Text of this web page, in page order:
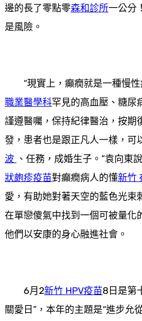
邊的長了零點零森和診所一公分
是風險。
“現實上，癲癇就是一種慢性
職業醫學科罕見的高血壓、糖尿
謹遵醫囑，保持紀律醫治，按期
發，患者也是跟正凡人一樣，可
波 、任務，成婚生子。”袁向東
狀皰疹疫苗對癲癇病人的懂新竹
愛，有助她對著天空的藍色光束
在單戀傻氣中找到一個可被量化
他們以安康的身心融進社會。
6月2新竹 HPV疫苗8日是第
關愛日”，本年的主題是“進步允